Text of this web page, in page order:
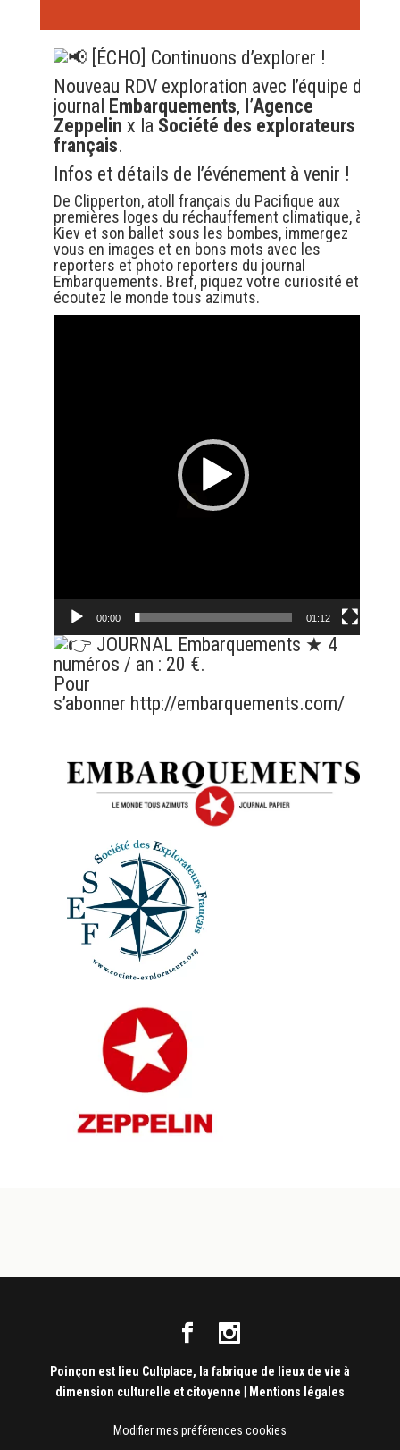
[ÉCHO] Continuons d’explorer !
Nouveau RDV exploration avec l’équipe du
journal Embarquements, l’Agence
Zeppelin x la Société des explorateurs
français.
Infos et détails de l’événement à venir !
De Clipperton, atoll français du Pacifique aux
premières loges du réchauffement climatique, à
Kiev et son ballet sous les bombes, immergez
vous en images et en bons mots avec les
reporters et photo reporters du journal
Embarquements. Bref, piquez votre curiosité et
écoutez le monde tous azimuts.
00:00 01:12
JOURNAL Embarquements ★ 4
numéros / an : 20 €.
Pour
s’abonner http://embarquements.com/
Poinçon est lieu Cultplace, la fabrique de lieux de vie à
dimension culturelle et citoyenne
Mentions légales
Modifier mes préférences cookies